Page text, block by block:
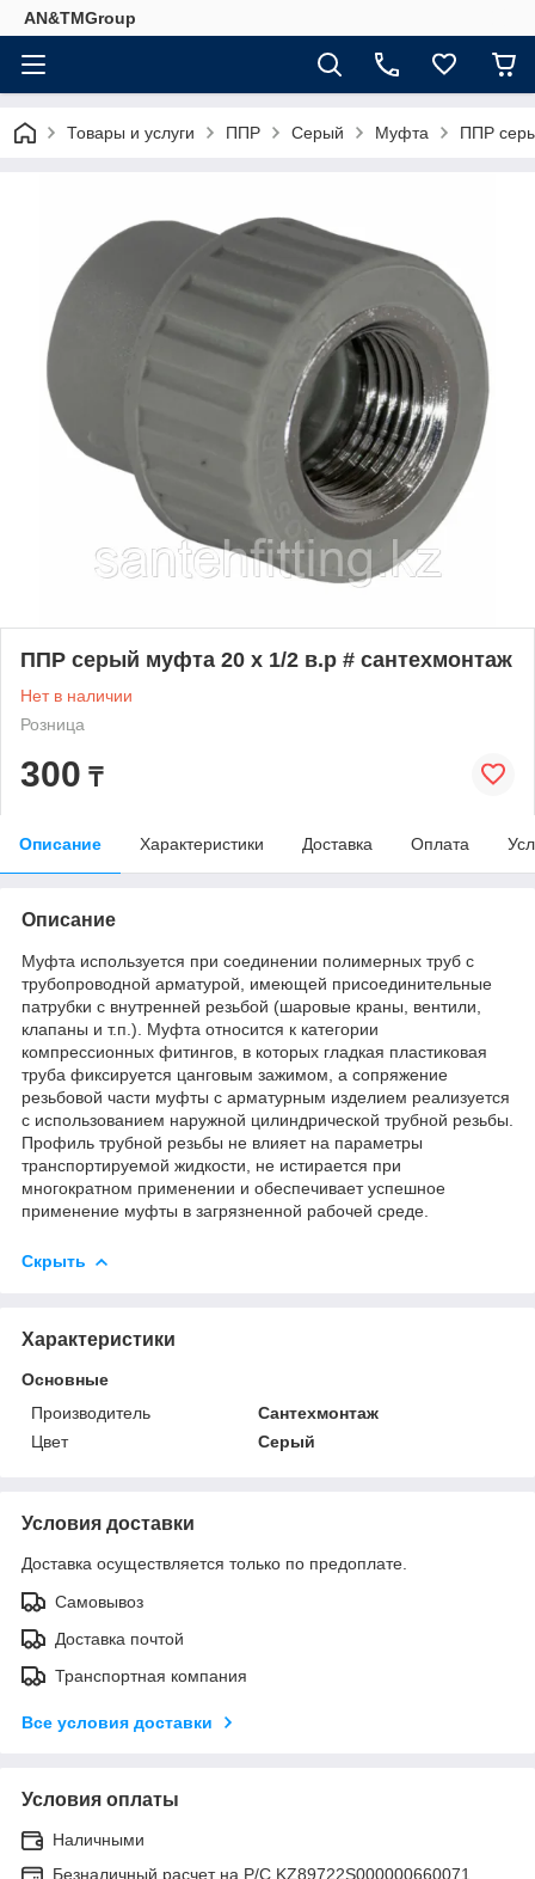
AN&TMGroup
Товары и услуги ППР Серый Муфта ППР
ППР серый муфта 20 х 1/2 в.р # сантехмонтаж
Нет в наличии
Розница
300 ₸
Описание Характеристики Доставка Оплата
Описание
Муфта используется при соединении полимерных труб с
трубопроводной арматурой, имеющей присоединительные
патрубки с внутренней резьбой (шаровые краны, вентили,
клапаны и т.п.). Муфта относится к категории
компрессионных фитингов, в которых гладкая пластиковая
труба фиксируется цанговым зажимом, а сопряжение
резьбовой части муфты с арматурным изделием реализуется
с использованием наружной цилиндрической трубной резьбы.
Профиль трубной резьбы не влияет на параметры
транспортируемой жидкости, не истирается при
многократном применении и обеспечивает успешное
применение муфты в загрязненной рабочей среде.
Скрыть
Характеристики
Основные
Производитель
Сантехмонтаж
Цвет
Серый
Условия доставки
Доставка осуществляется только по предоплате.
Самовывоз
Доставка почтой
Транспортная компания
Все условия доставки
Условия оплаты
Наличными
Безналичный расчет на Р/С KZ89722S000000660071